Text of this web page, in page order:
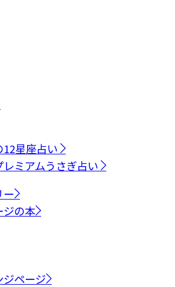
星座占い
ミアムうさぎ占い
ー
ジの本
ジページ